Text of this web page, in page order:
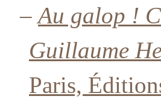
–Au galop !
Guillaume
Paris,